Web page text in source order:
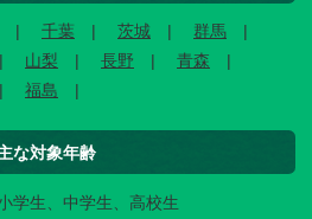
千葉 茨城
群馬
山梨 長野
青森
福島
な対象年齢
学生、中学生、高校生